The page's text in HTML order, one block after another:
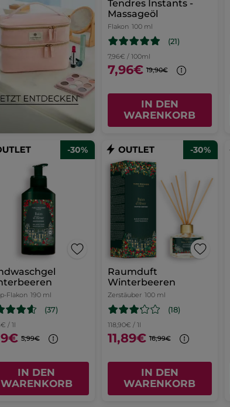
Tendres Instants -
Massageöl
Flakon 100 ml
(21)
7,96€ / 100ml
7,96€ 19,90€
IN DEN
WARENKORB
-30%
Flakon 190 ml
(37)
/ 1l
5,99€
IN DEN
WARENKORB
-30%
Raumduft
Winterbeeren
Zerstäuber 100 ml
(18)
118,90€ / 1l
11,89€ 16,99€
IN DEN
WARENKORB